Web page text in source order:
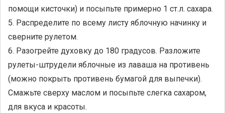
помощи кисточки) и посыпьте примерно 1 ст.л. сахара.
5. Распределите по всему листу яблочную начинку и
сверните рулетом.
6. Разогрейте духовку до 180 градусов. Разложите
рулеты-штрудели яблочные из лаваша на противень
(можно покрыть противень бумагой для выпечки).
Смажьте сверху маслом и посыпьте слегка сахаром,
для вкуса и красоты.